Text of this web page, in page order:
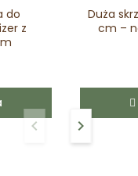
do
z
Duża
cm –
Poprzedni
keyboard_arrow_left Następny
keyboard_arrow_right